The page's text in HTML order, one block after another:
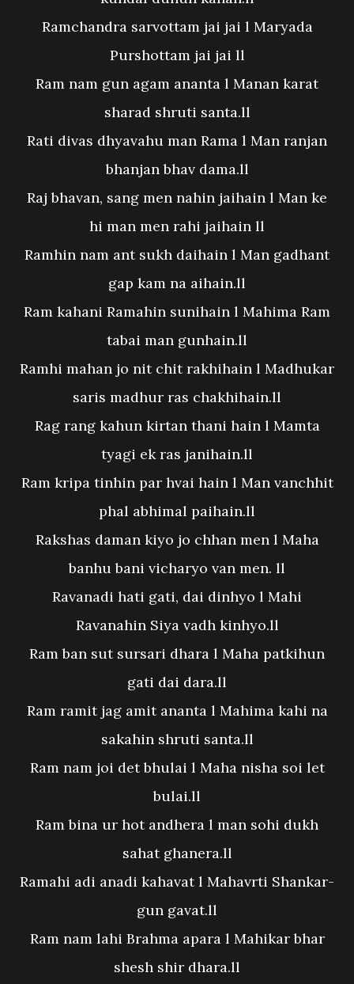
Ramchandra sarvottam jai jai l Maryada
Purshottam jai jai ll
Ram nam gun agam ananta l Manan karat
sharad shruti santa.ll
Rati divas dhyavahu man Rama l Man ranjan
bhanjan bhav dama.ll
Raj bhavan, sang men nahin jaihain l Man ke
hi man men rahi jaihain ll
Ramhin nam ant sukh daihain l Man gadhant
gap kam na aihain.ll
Ram kahani Ramahin sunihain l Mahima Ram
tabai man gunhain.ll
Ramhi mahan jo nit chit rakhihain l Madhukar
saris madhur ras chakhihain.ll
Rag rang kahun kirtan thani hain l Mamta
tyagi ek ras janihain.ll
Ram kripa tinhin par hvai hain l Man vanchhit
phal abhimal paihain.ll
Rakshas daman kiyo jo chhan men l Maha
banhu bani vicharyo van men. ll
Ravanadi hati gati, dai dinhyo l Mahi
Ravanahin Siya vadh kinhyo.ll
Ram ban sut sursari dhara l Maha patkihun
gati dai dara.ll
Ram ramit jag amit ananta l Mahima kahi na
sakahin shruti santa.ll
Ram nam joi det bhulai l Maha nisha soi let
bulai.ll
Ram bina ur hot andhera l man sohi dukh
sahat ghanera.ll
Ramahi adi anadi kahavat l Mahavrti Shankar-
gun gavat.ll
Ram nam lahi Brahma apara l Mahikar bhar
shesh shir dhara.ll